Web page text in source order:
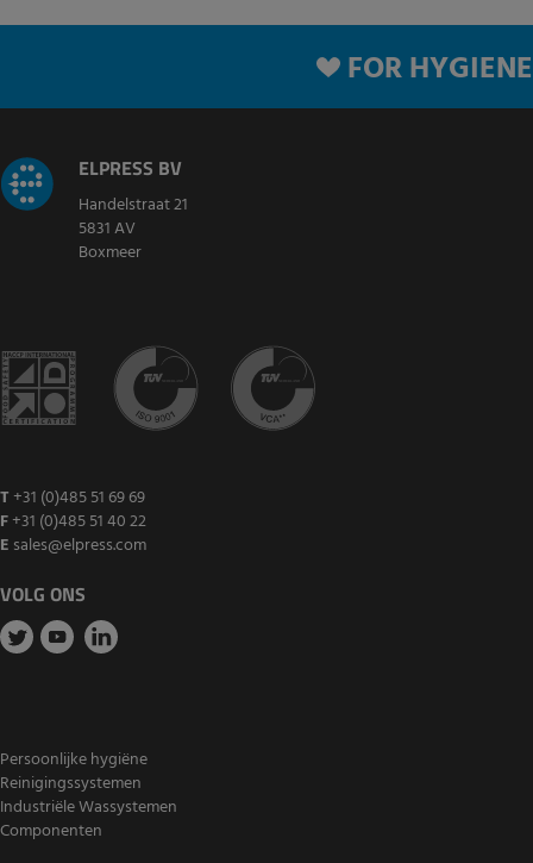
FOR HYGIENE
ELPRESS BV
Handelstraat 21
5831 AV
Boxmeer
T +31 (0)485 51 69 69
F+31 (0)485 51 40 22
E sales@elpress.com
VOLG ONS
Persoonlijke hygiëne
Reinigingssystemen
Industriële Wassystemen
Componenten